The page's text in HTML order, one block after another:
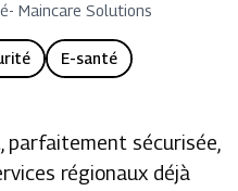
- Maincare Solutions
E-santé
parfaitement sécurisée,
régionaux déjà